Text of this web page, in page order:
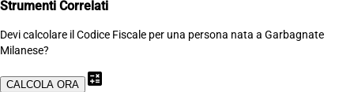
Strumenti Correlati
Devi calcolare il Codice Fiscale per una persona nata a Garbagnate
Milanese?
CALCOLA ORA calculate